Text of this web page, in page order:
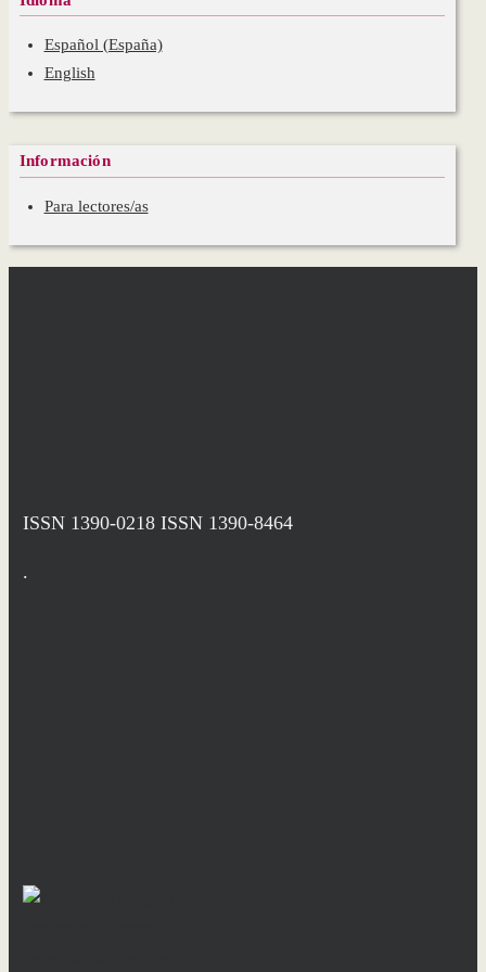
Español (España)
English
Información
Para lectores/as
ISSN 1390-0218 ISSN 1390-8464
.